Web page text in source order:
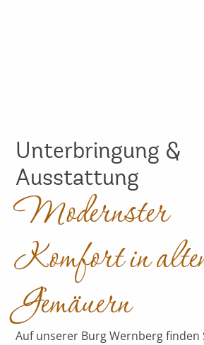
Unterbringung &
Ausstattung
Modernster
Komfort in
Gemäuern
Auf unserer Burg Wernberg finden